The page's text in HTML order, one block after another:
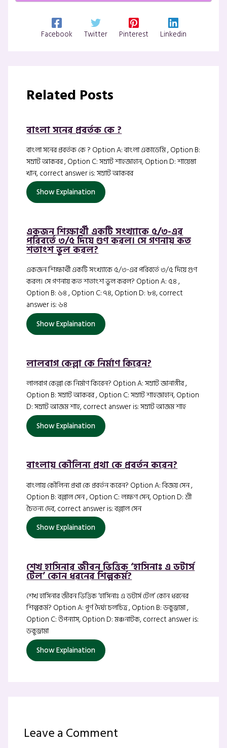
Facebook Twitter Pinterest Linkedin
Related Posts
বাংলা সনের প্রবর্তক কে ?
বাংলা সনের প্রবর্তক কে ? Option A: বাংলা একাডেমি , Option B:
সম্রাট আকবর , Option C: সম্রাট শাহজাহান, Option D: শায়েস্তা
খান, correct answer is: সম্রাট আকবর
Show Explaination
একজন শিক্ষার্থী একটি সংখ্যাকে ৫/৩-এর
পরিবর্তে ৩/৫ দিয়ে গুণ করল। সে গণনায় কত
শতাংশ ভুল করল?
একজন শিক্ষার্থী একটি সংখ্যাকে ৫/৩-এর পরিবর্তে ৩/৫ দিয়ে গুণ
করল। সে গণনায় কত শতাংশ ভুল করল? Option A: ৫৪ ,
Option B: ৬৪ , Option C: ৭৪, Option D: ৮৪, correct
answer is: ৬৪
Show Explaination
লালবাগ কেল্লা কে নির্মাণ কিরেন?
লালবাগ কেল্লা কে নির্মাণ কিরেন? Option A: সম্রাট জানাঙ্গীর ,
Option B: সম্রাট আকবর , Option C: সম্রাট শাহজাহান, Option
D: সম্রাট আজম শাহ, correct answer is: সম্রাট আজম শাহ
Show Explaination
বাংলায় কৌলিন্য প্রথা কে প্রবর্তন করেন?
বাংলায় কৌলিন্য প্রথা কে প্রবর্তন করেন? Option A: বিজয় সেন ,
Option B: বল্লাল সেন , Option C: লক্ষণ সেন, Option D: শ্রী
চৈতন্য দেব, correct answer is: বল্লাল সেন
Show Explaination
শেখ হাসিনার জীবন ভিত্তিক ‘হাসিনাঃ এ ডটার্স
টেল’ কোন ধরনের শিল্পকর্ম?
শেখ হাসিনার জীবন ভিত্তিক ‘হাসিনাঃ এ ডটার্স টেল’ কোন ধরনের
শিল্পকর্ম? Option A: পূর্ণ দৈর্ঘ্য চলচিত্র , Option B: ডকুড্রামা ,
Option C: উপন্যাস, Option D: মঞ্চনাটক, correct answer is:
ডকুড্রামা
Show Explaination
Leave a Comment